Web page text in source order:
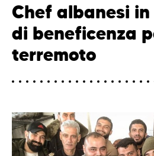
Chef albanesi
di beneficenza
terremoto